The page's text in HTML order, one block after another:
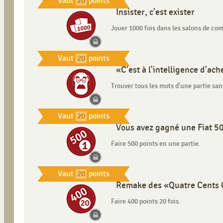
Vaut 20 points
Insister, c'est exister
Jouer 1000 fois dans les salons de
Vaut 20 points
«C'est à l'intelligence
Trouver tous les mots d'une partie
Vaut 20 points
Vous avez gagné une Fiat
Faire 500 points en une partie.
Remake des «Quatre
Faire 400 points 20 fois.